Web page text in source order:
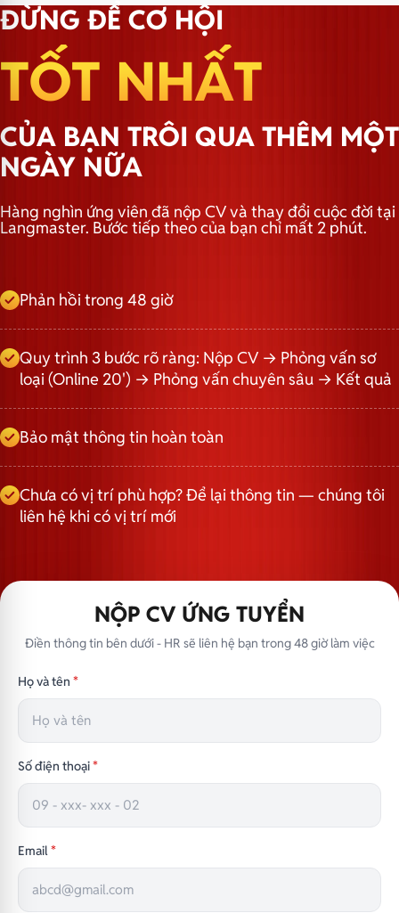
TRƯỞNG NHÓM MARKETING
TRƯỞNG PHÒNG MARKETING
TRƯỞNG NHÓM HÀNH CHÍNH
ĐỪNG ĐỂ CƠ HỘI
TỐT NHẤT
CỦA BẠN TRÔI QUA THÊM MỘT
NGÀY NỮA
Hàng nghìn ứng viên đã nộp CV và thay đổi cuộc đời tại
Langmaster. Bước tiếp theo của bạn chỉ mất 2 phút.
Phản hồi trong 48 giờ
Quy trình 3 bước rõ ràng: Nộp CV → Phỏng vấn sơ
loại (Online 20') → Phỏng vấn chuyên sâu → Kết quả
Bảo mật thông tin hoàn toàn
Chưa có vị trí phù hợp? Để lại thông tin — chúng tôi
liên hệ khi có vị trí mới
NỘP CV ỨNG TUYỂN
Điền thông tin bên dưới - HR sẽ liên hệ bạn trong 48 giờ làm việc
Họ và tên *
Số điện thoại*
Email*